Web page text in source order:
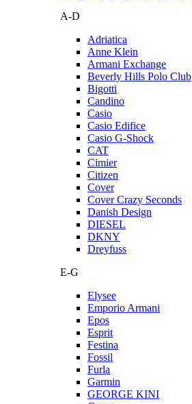
A-D
Adriatica
Anne Klein
Armani Exchange
Beverly Hills Polo Club
Bigotti
Candino
Casio
Casio Edifice
Casio G-Shock
CAT
Cimier
Citizen
Cover
Cover Crazy Seconds
Danish Design
DIESEL
DKNY
Dreyfuss
E-G
Elysee
Emporio Armani
Epos
Esprit
Festina
Fossil
Furla
Garmin
GEORGE KINI